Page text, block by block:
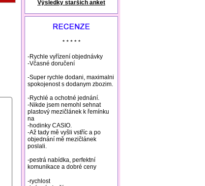
natural remedies rosacea
Výsledky starších anket
* * * * *
-Rychle vyřízení objednávky
-Včasné doručení
-Super rychle dodani, maximalni
spokojenost s dodanym zbozim.
-Rychlé a ochotné jednání.
-Nikde jsem nemohl sehnat
plastový mezičlánek k řemínku
na
-hodinky CASIO.
-Až tady mě vyšli vstříc a po
objednání mě mezičlánek
poslali.
-pestrá nabídka, perfektní
komunikace a dobré ceny
-rychlost